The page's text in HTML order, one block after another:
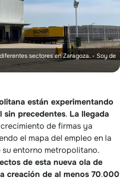
sectores en Zaragoza.- Soy de
están experimentando
sin precedentes. La llegada
de firmas ya
el mapa del empleo en la
entorno metropolitano.
de esta nueva ola de
creación de al menos 70.000